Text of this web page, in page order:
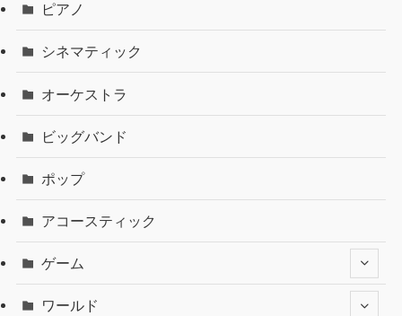
ピアノ
シネマティック
オーケストラ
ビッグバンド
ポップ
アコースティック
ゲーム
ワールド